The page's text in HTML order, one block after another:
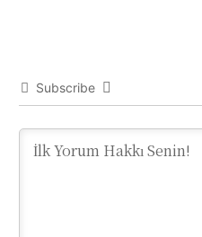
Subscribe